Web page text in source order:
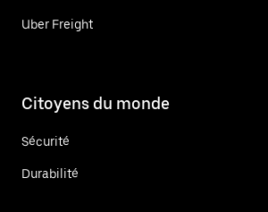
Uber Freight
Citoyens du monde
Sécurité
Durabilité